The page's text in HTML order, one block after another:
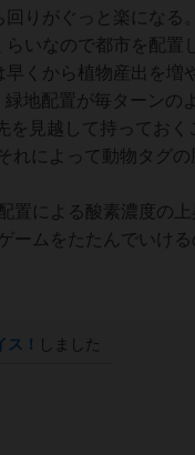
りがぐっと楽になる。
いなので都市を配置
くから植物産出を増
地配置が毎ターンの
を見越して持っておく
れによって動物タグの
置による酸素濃度の
ームをたたんでいけ
ス！ しました